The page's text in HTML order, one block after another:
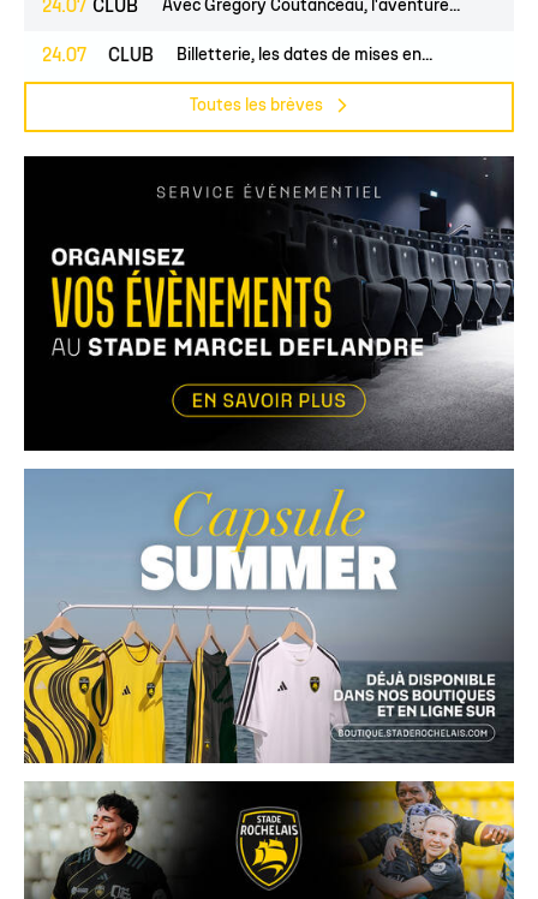
24.07 CLUB Avec Grégory Coutanceau, l'aventure...
24.07
PROS CLUB Billetterie, les dates de mises en...
Toutes les brèves